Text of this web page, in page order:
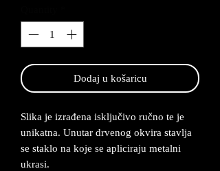
Dodaj u košaricu
Slika je izrađena isključivo ručno te je
unikatna. Unutar drvenog okvira stavlja
se staklo na koje se apliciraju metalni
ukrasi.